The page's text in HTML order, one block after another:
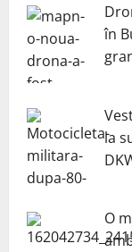
în
la
O